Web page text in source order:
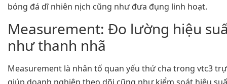
bóng đá dĩ nhiên nịch cũng như đưa đụng linh hoạt.
Measurement: Đo lường hiệu
như thanh nhã
Measurement là nhân tố quan yếu thứ cha trong vtc3